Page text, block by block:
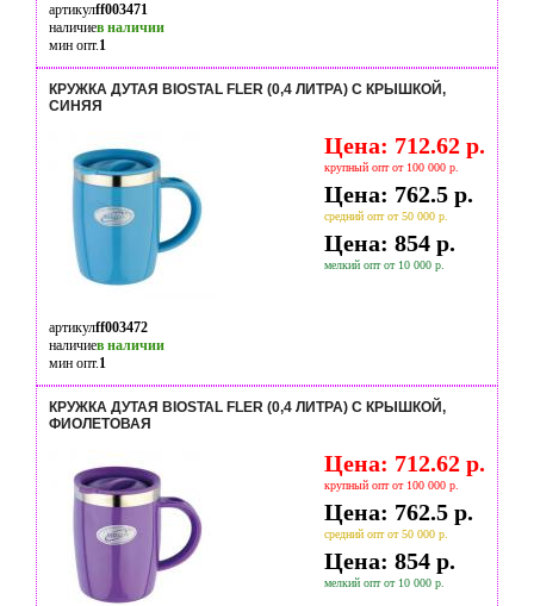
артикулff003471
наличиев наличии
мин опт.1
КРУЖКА ДУТАЯ BIOSTAL FLER (0,4 ЛИТРА) С КРЫШКОЙ,
СИНЯЯ
Цена: 712.62 р.
крупный опт от 100 000 р.
Цена: 762.5 р.
средний опт от 50 000 р.
Цена: 854 р.
мелкий опт от 10 000 р.
артикулff003472
наличиев наличии
мин опт.1
КРУЖКА ДУТАЯ BIOSTAL FLER (0,4 ЛИТРА) С КРЫШКОЙ,
ФИОЛЕТОВАЯ
Цена: 712.62 р.
крупный опт от 100 000 р.
Цена: 762.5 р.
средний опт от 50 000 р.
Цена: 854 р.
мелкий опт от 10 000 р.